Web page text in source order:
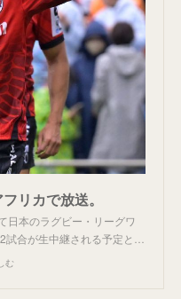
リカで放送。
日本のラグビー・リーグワ
合が生中継される予定と…
む